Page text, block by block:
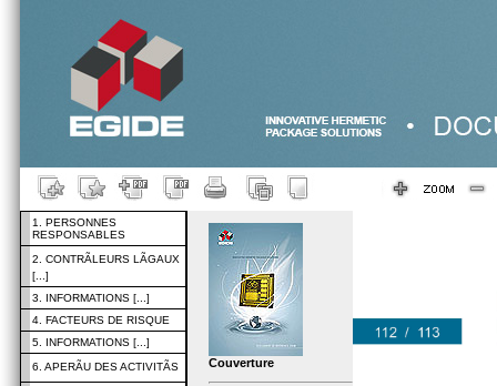
1. PERSONNES
RESPONSABLES
2. CONTRÃLEURS LÃGAUX
[...]
3. INFORMATIONS [...]
4. FACTEURS DE RISQUE
5. INFORMATIONS [...]
6. APERÃU DES ACTIVITÃS
Couverture